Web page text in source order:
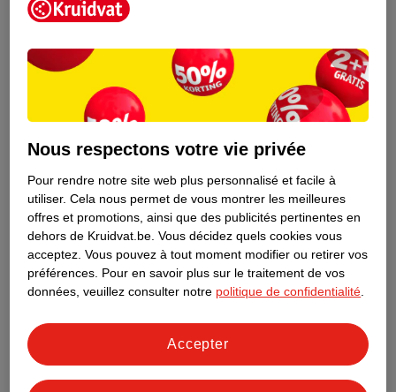
Découvrez dès maintenant l’impact
de marque Kruidvat préférés !
Nous respectons votre vie privée
Pour rendre notre site web plus personnalisé et facile à
utiliser. Cela nous permet de vous montrer les meilleures
offres et promotions, ainsi que des publicités pertinentes en
dehors de Kruidvat.be. Vous décidez quels cookies vous
acceptez. Vous pouvez à tout moment modifier ou retirer vos
préférences. Pour en savoir plus sur le traitement de vos
données, veuillez consulter notre politique de confidentialité.
Accepter